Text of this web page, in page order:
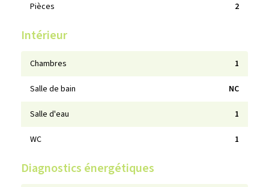
Pièces 2
Intérieur
Chambres 1
Salle de bain NC
Salle d'eau 1
WC 1
Diagnostics énergétiques